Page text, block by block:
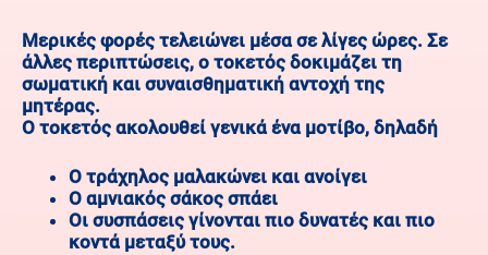
Μερικές φορές τελειώνει μέσα σε λίγες ώρες. Σε
άλλες περιπτώσεις, ο τοκετός δοκιμάζει τη
σωματική και συναισθηματική αντοχή της
μητέρας.
Ο τοκετός ακολουθεί γενικά ένα μοτίβο, δηλαδή
Ο τράχηλος μαλακώνει και ανοίγει
Ο αμνιακός σάκος σπάει
Οι συσπάσεις γίνονται πιο δυνατές και πιο
κοντά μεταξύ τους.